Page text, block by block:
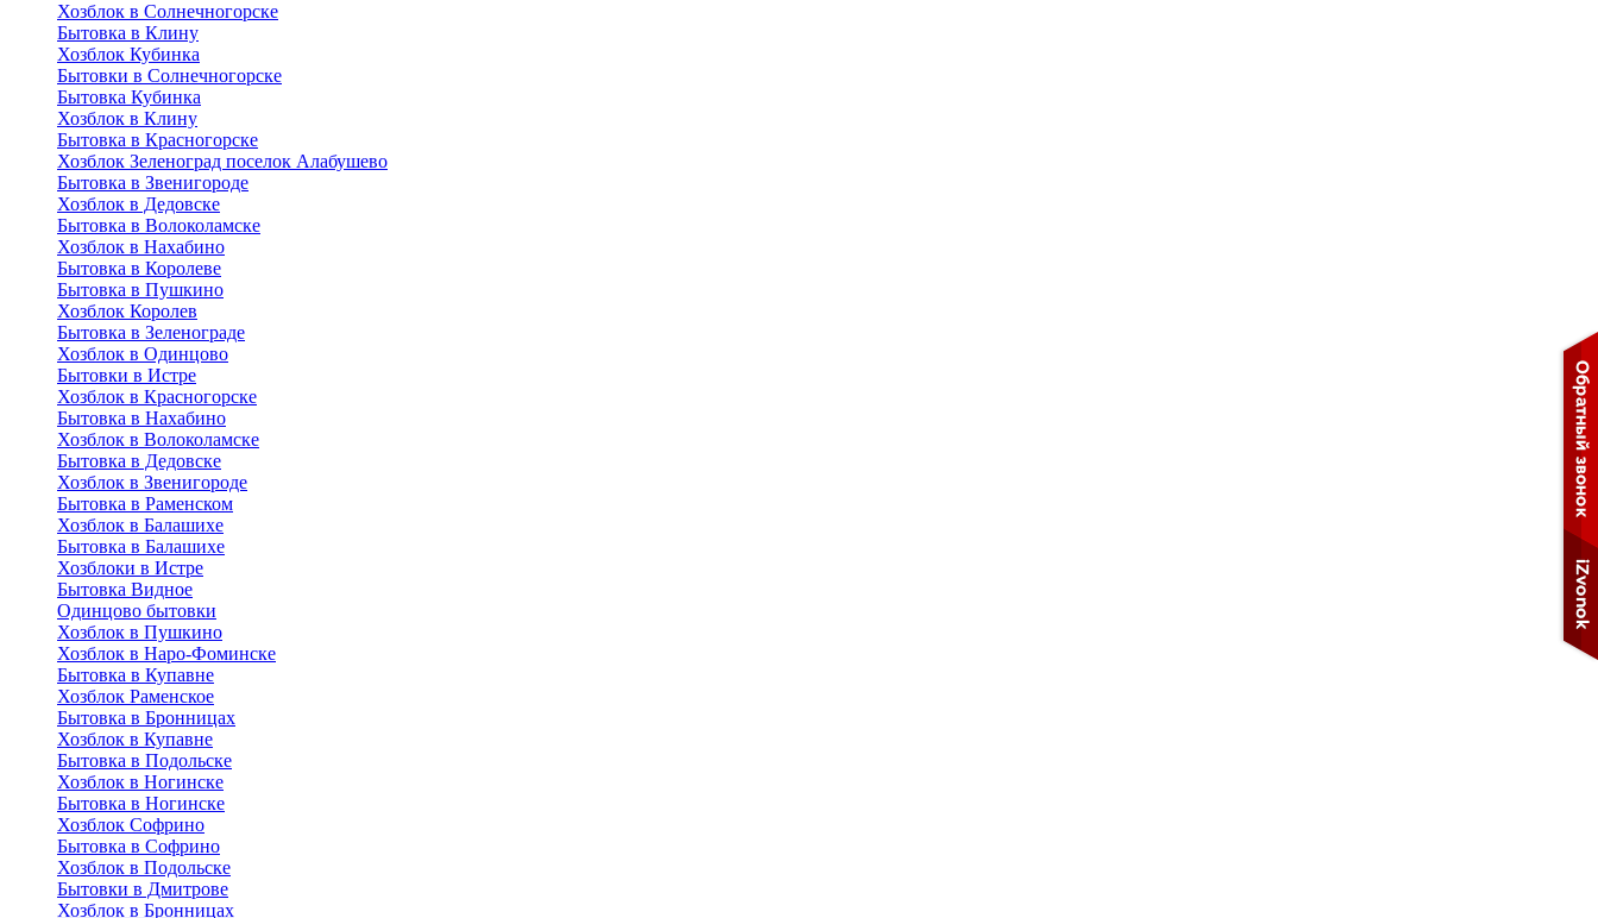
Хозблок в Солнечногорске
Бытовка в Клину
Хозблок Кубинка
Бытовки в Солнечногорске
Бытовка Кубинка
Хозблок в Клину
Бытовка в Красногорске
Хозблок Зеленоград поселок Алабушево
Бытовка в Звенигороде
Хозблок в Дедовске
Бытовка в Волоколамске
Хозблок в Нахабино
Бытовка в Королеве
Бытовкa в Пушкино
Хозблок Королев
Бытовка в Зеленограде
Хозблок в Одинцово
Бытовки в Истре
Хозблок в Красногорске
Бытовка в Нахабино
Хозблок в Волоколамске
Бытовкa в Дедовске
Хозблок в Звенигороде
Бытовка в Раменском
Хозблок в Балашихе
Бытовкa в Балашихе
Хозблоки в Истре
Бытовка Видное
Одинцово бытовки
Хозблок в Пушкино
Хозблок в Наро-Фоминске
Бытовка в Купавне
Хозблок Раменское
Бытовка в Бронницах
Хозблок в Купавне
Бытовка в Подольске
Хозблок в Ногинске
Бытовка в Ногинске
Хозблок Софрино
Бытовка в Софрино
Хозблок в Подольске
Бытовки в Дмитрове
Хозблок в Бронницах